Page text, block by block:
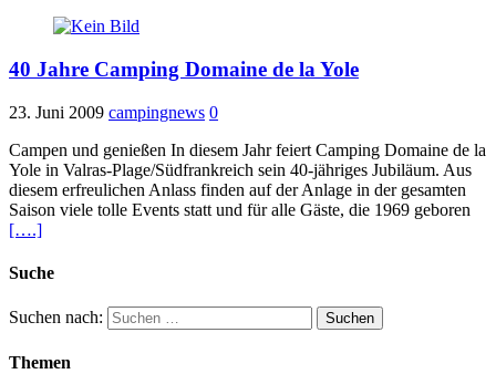
40 Jahre Camping Domaine de la Yole
23. Juni 2009 campingnews 0
Campen und genießen In diesem Jahr feiert Camping Domaine de la
Yole in Valras-Plage/Südfrankreich sein 40-jähriges Jubiläum. Aus
diesem erfreulichen Anlass finden auf der Anlage in der gesamten
Saison viele tolle Events statt und für alle Gäste, die 1969 geboren
[….]
Suche
Suchen nach:
Themen